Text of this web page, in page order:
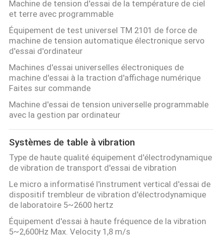
LA
QUALITÉ
NOUS
CONTACTER
NOUVELLES
LES
AFFAIRES
PLAN
DU
SITE
Machine de tension d'essai de la température de ciel
et terre avec programmable
Équipement de test universel TM 2101 de force de
machine de tension automatique électronique servo
d'essai d'ordinateur
Machines d'essai universelles électroniques de
machine d'essai à la traction d'affichage numérique
Faites sur commande
Machine d'essai de tension universelle programmable
avec la gestion par ordinateur
Systèmes de table à vibration
Type de haute qualité équipement d'électrodynamique
de vibration de transport d'essai de vibration
Le micro a informatisé l'instrument vertical d'essai de
dispositif trembleur de vibration d'électrodynamique
de laboratoire 5~2600 hertz
Équipement d'essai à haute fréquence de la vibration
5~2,600Hz Max. Velocity 1,8 m/s